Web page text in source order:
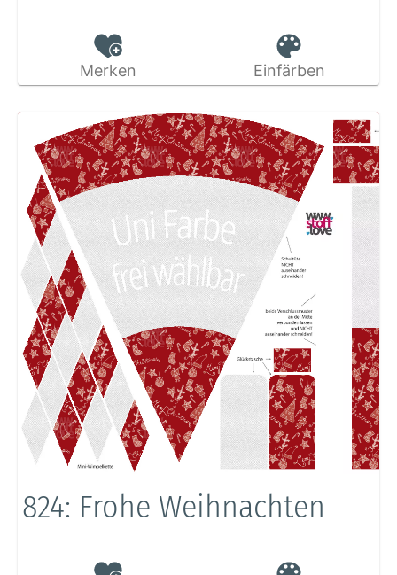
Merken Einfärben
824: Frohe Weihnachten